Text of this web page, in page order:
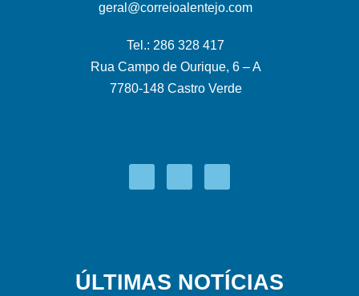
geral@correioalentejo.com
Tel.: 286 328 417
Rua Campo de Ourique, 6 – A
7780-148 Castro Verde
ÚLTIMAS NOTÍCIAS